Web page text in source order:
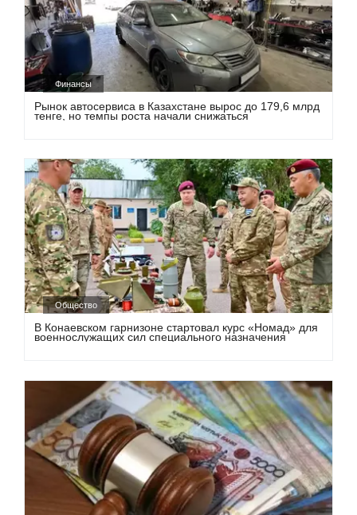
Финансы
Рынок автосервиса в Казахстане вырос до 179,6 млрд
тенге, но темпы роста начали снижаться
Общество
В Конаевском гарнизоне стартовал курс «Номад» для
военнослужащих сил специального назначения